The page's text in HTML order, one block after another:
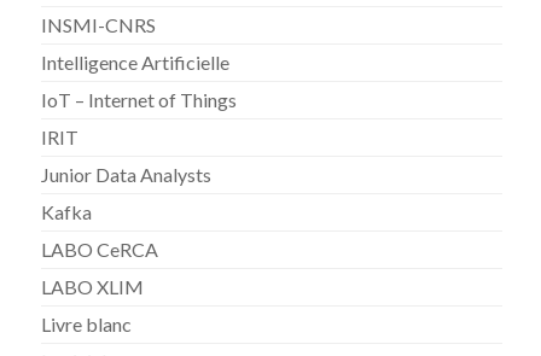
INSMI-CNRS
Intelligence Artificielle
IoT – Internet of Things
IRIT
Junior Data Analysts
Kafka
LABO CeRCA
LABO XLIM
Livre blanc